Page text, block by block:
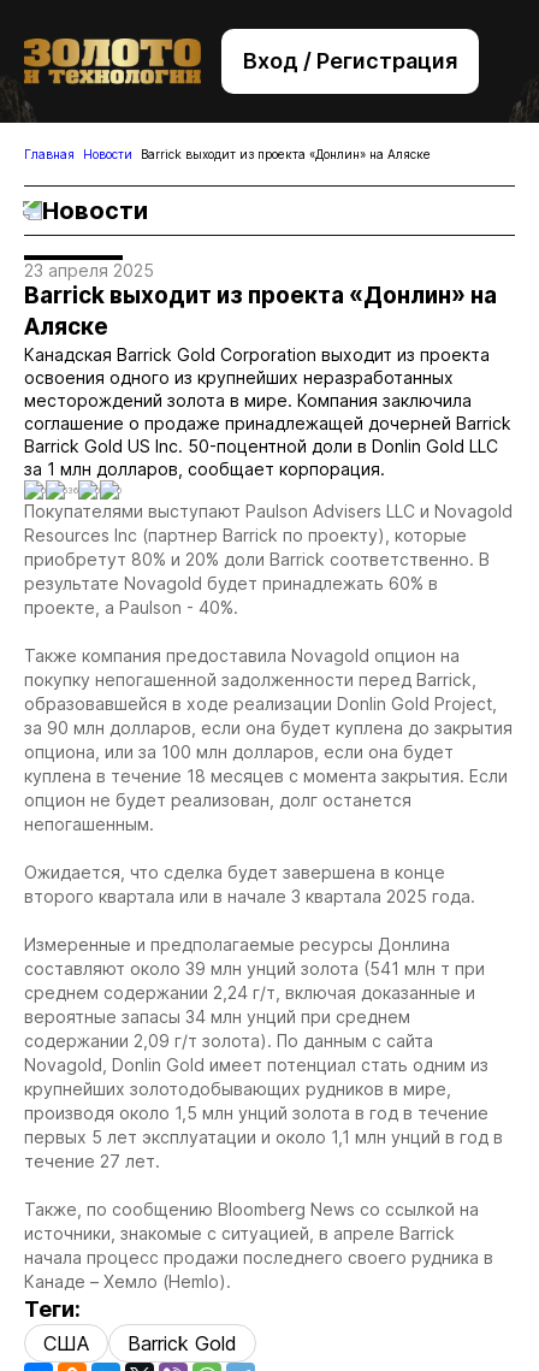
Вход / Регистрация
+7 (495) 221-76-32
bsv@zolteh.ru
Главная Новости Barrick выходит из проекта «Донлин» на Аляске
Новости
23 апреля 2025
Barrick выходит из проекта «Донлин» на
Аляске
Канадская Barrick Gold Corporation выходит из проекта
освоения одного из крупнейших неразработанных
месторождений золота в мире. Компания заключила
соглашение о продаже принадлежащей дочерней Barrick
Barrick Gold US Inc. 50-поцентной доли в Donlin Gold LLC
за 1 млн долларов, сообщает корпорация.
0 636 0 0
Покупателями выступают Paulson Advisers LLC и Novagold
Resources Inc (партнер Barrick по проекту), которые
приобретут 80% и 20% доли Barrick соответственно. В
результате Novagold будет принадлежать 60% в
проекте, а Paulson - 40%.
Также компания предоставила Novagold опцион на
покупку непогашенной задолженности перед Barrick,
образовавшейся в ходе реализации Donlin Gold Project,
за 90 млн долларов, если она будет куплена до закрытия
опциона, или за 100 млн долларов, если она будет
куплена в течение 18 месяцев с момента закрытия. Если
опцион не будет реализован, долг останется
непогашенным.
Ожидается, что сделка будет завершена в конце
второго квартала или в начале 3 квартала 2025 года.
Измеренные и предполагаемые ресурсы Донлина
составляют около 39 млн унций золота (541 млн т при
среднем содержании 2,24 г/т, включая доказанные и
вероятные запасы 34 млн унций при среднем
содержании 2,09 г/т золота). По данным с сайта
Novagold, Donlin Gold имеет потенциал стать одним из
крупнейших золотодобывающих рудников в мире,
производя около 1,5 млн унций золота в год в течение
первых 5 лет эксплуатации и около 1,1 млн унций в год в
течение 27 лет.
Также, по сообщению Bloomberg News со ссылкой на
источники, знакомые с ситуацией, в апреле Barrick
начала процесс продажи последнего своего рудника в
Канаде – Хемло (Hemlo).
Теги:
США Barrick Gold